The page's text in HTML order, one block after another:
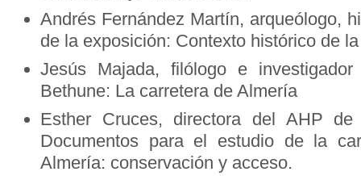
Andrés Fernández Martín, arqueólogo,
de la exposición: Contexto histórico de
Jesús Majada, filólogo e
Bethune: La carretera de Almería
Esther Cruces, directora del AHP
Documentos para el estudio de la
Almería: conservación y acceso.